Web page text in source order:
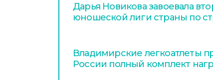
Дарья Новикова завоевала
юношеской лиги страны по
Владимирские легкоатлеты
России полный комплект